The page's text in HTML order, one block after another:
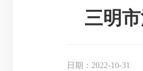
三明
日期：2022-10-31